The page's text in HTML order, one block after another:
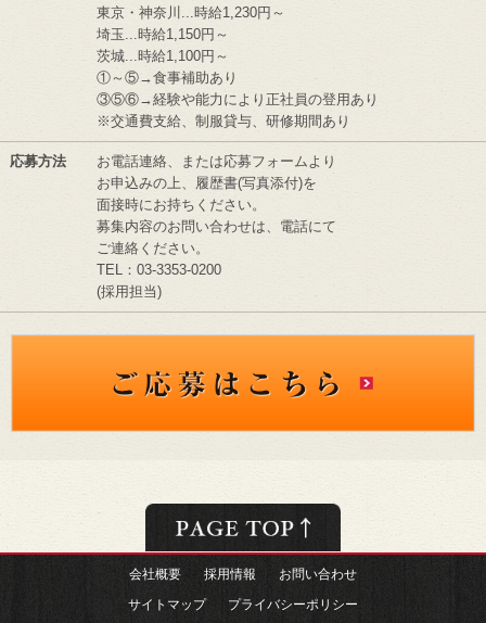
東京・神奈川...時給1,230円～
埼玉...時給1,150円～
茨城...時給1,100円～
①～⑤→食事補助あり
③⑤⑥→経験や能力により正社員の登用あり
※交通費支給、制服貸与、研修期間あり
応募方法
お電話連絡、または応募フォームより
お申込みの上、履歴書(写真添付)を
面接時にお持ちください。
募集内容のお問い合わせは、電話にて
ご連絡ください。
TEL：03-3353-0200
(採用担当)
会社概要 採用情報 お問い合わせ
サイトマップ プライバシーポリシー